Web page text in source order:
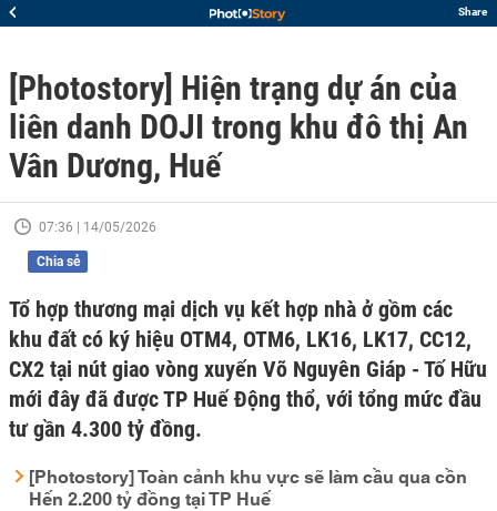
Share
[Photostory] Hiện trạng dự án của
liên danh DOJI trong khu đô thị An
Vân Dương, Huế
07:36 | 14/05/2026
Chia sẻ
Tổ hợp thương mại dịch vụ kết hợp nhà ở gồm các
khu đất có ký hiệu OTM4, OTM6, LK16, LK17, CC12,
CX2 tại nút giao vòng xuyến Võ Nguyên Giáp - Tố Hữu
mới đây đã được TP Huế Động thổ, với tổng mức đầu
tư gần 4.300 tỷ đồng.
[Photostory] Toàn cảnh khu vực sẽ làm cầu qua cồn
Hến 2.200 tỷ đồng tại TP Huế